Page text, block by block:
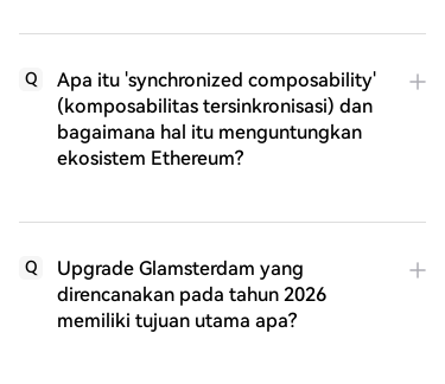
Q
Apa itu 'synchronized composability'
(komposabilitas tersinkronisasi) dan
bagaimana hal itu menguntungkan
ekosistem Ethereum?
Q
Upgrade Glamsterdam yang
direncanakan pada tahun 2026
memiliki tujuan utama apa?